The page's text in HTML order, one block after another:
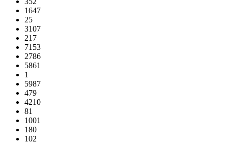
1647
25
3107
217
7153
2786
5861
1
5987
479
4210
81
1001
180
102